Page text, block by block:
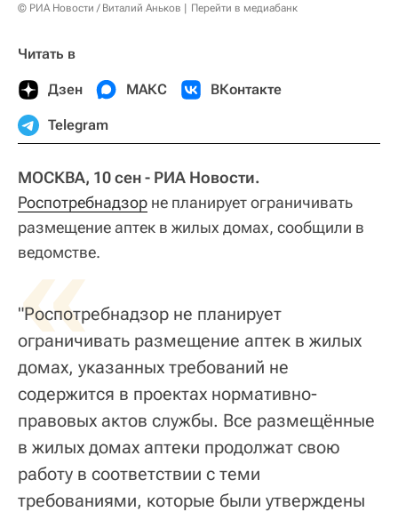
© РИА Новости / Виталий Аньков Перейти в медиабанк
Читать в
Дзен МАКС ВКонтакте
Telegram
МОСКВА, 10 сен - РИА Новости.
Роспотребнадзор не планирует ограничивать
размещение аптек в жилых домах, сообщили в
ведомстве.
«
"Роспотребнадзор не планирует
ограничивать размещение аптек в жилых
домах, указанных требований не
содержится в проектах нормативно-
правовых актов службы. Все размещённые
в жилых домах аптеки продолжат свою
работу в соответствии с теми
требованиями, которые были утверждены